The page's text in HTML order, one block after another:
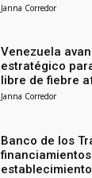
Janna Corredor
Venezuela
estratégico
libre de fiebre
Janna Corredor
Banco de los